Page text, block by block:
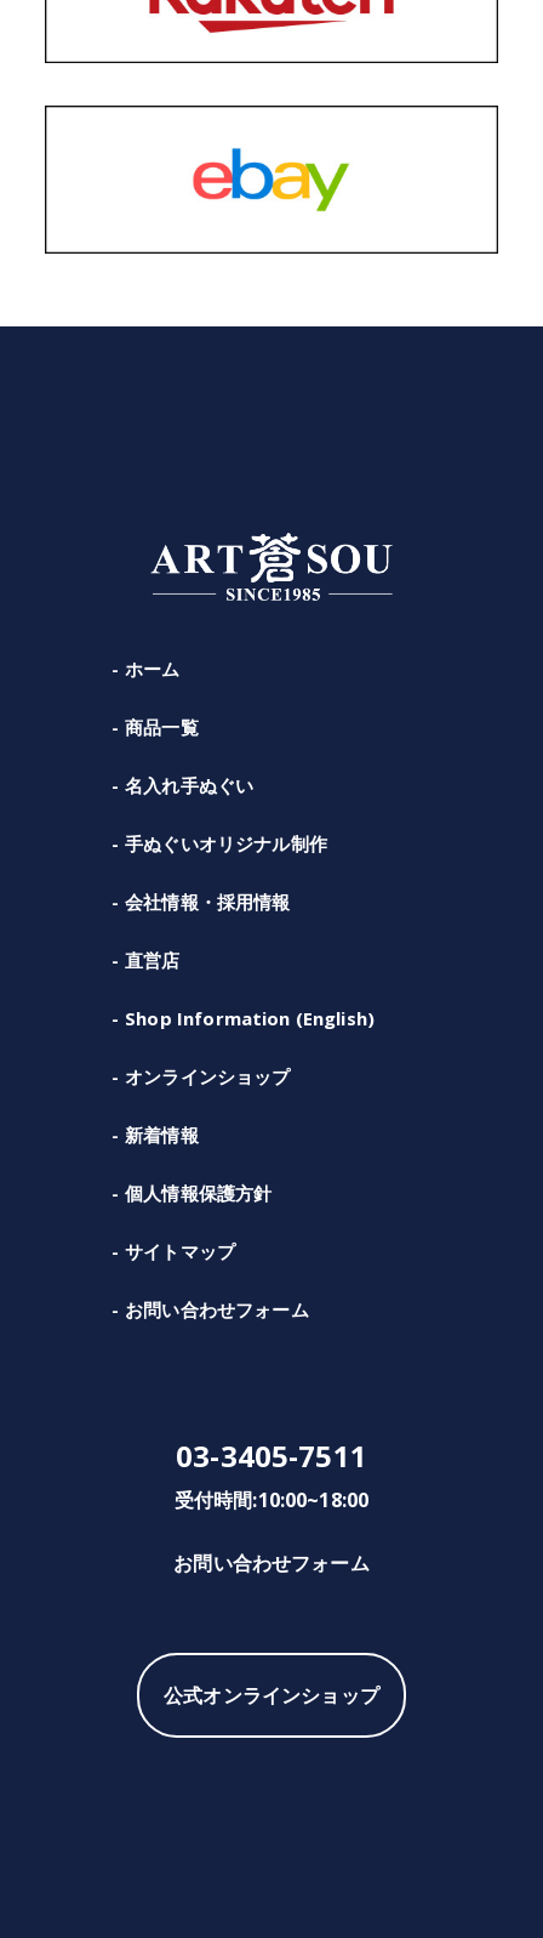
ホーム
商品一覧
名入れ手ぬぐい
手ぬぐいオリジナル制作
会社情報・採用情報
直営店
Shop Information (English)
オンラインショップ
新着情報
個人情報保護方針
サイトマップ
お問い合わせフォーム
03-3405-7511
受付時間:10:00~18:00
お問い合わせフォーム
公式オンラインショップ